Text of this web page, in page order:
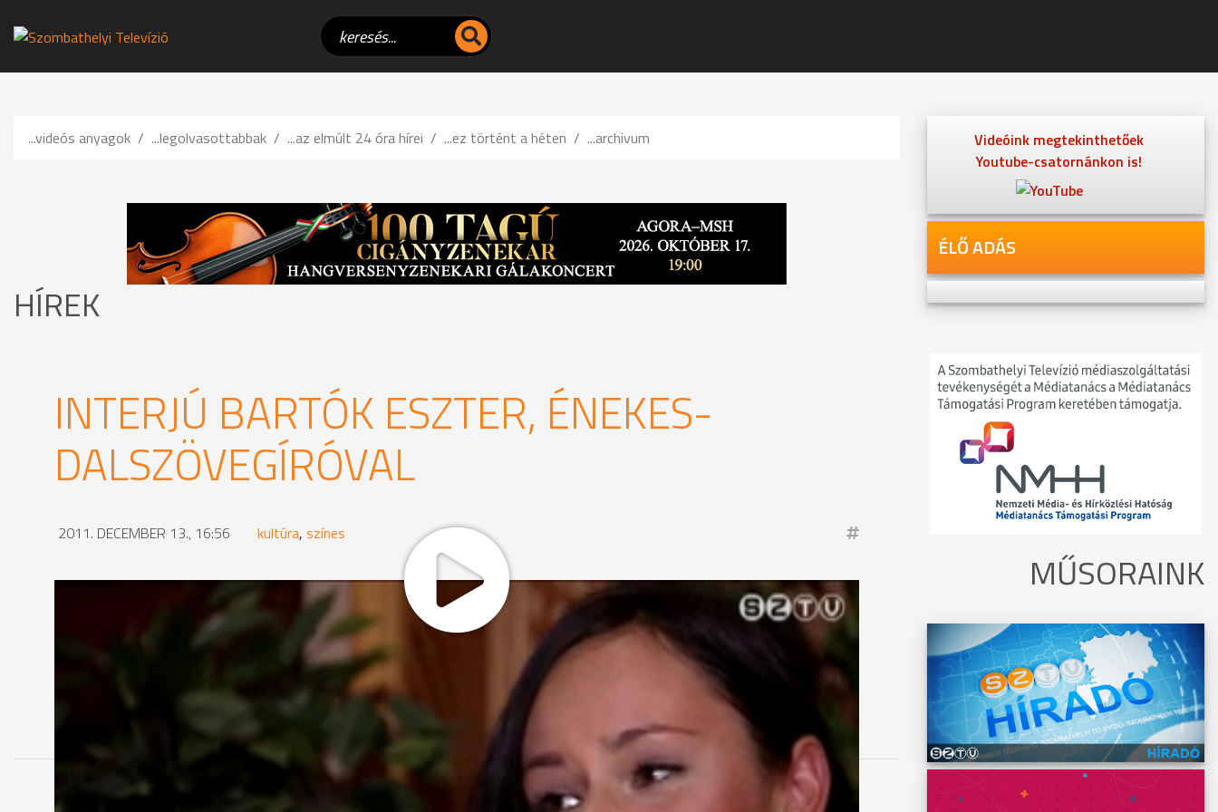
...videós anyagok ...legolvasottabbak ...az elmúlt 24 óra hírei ...ez történt a héten ...archivum
HÍREK
INTERJÚ BARTÓK ESZTER, ÉNEKES-
DALSZÖVEGÍRÓVAL
2011. DECEMBER 13., 16:56 kultúra, színes
MEGOSZTÁS
Videóink megtekinthetőek
Youtube-csatornánkon is!
ÉLŐ ADÁS
MŰSORAINK